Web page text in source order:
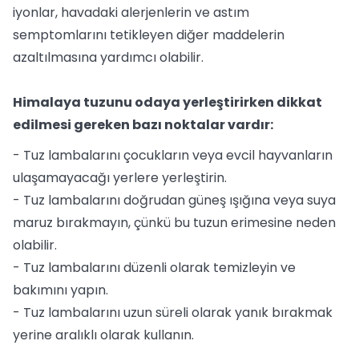
iyonlar, havadaki alerjenlerin ve astım
semptomlarını tetikleyen diğer maddelerin
azaltılmasına yardımcı olabilir.
Himalaya tuzunu odaya yerleştirirken dikkat
edilmesi gereken bazı noktalar vardır:
- Tuz lambalarını çocukların veya evcil hayvanların
ulaşamayacağı yerlere yerleştirin.
- Tuz lambalarını doğrudan güneş ışığına veya suya
maruz bırakmayın, çünkü bu tuzun erimesine neden
olabilir.
- Tuz lambalarını düzenli olarak temizleyin ve
bakımını yapın.
- Tuz lambalarını uzun süreli olarak yanık bırakmak
yerine aralıklı olarak kullanın.